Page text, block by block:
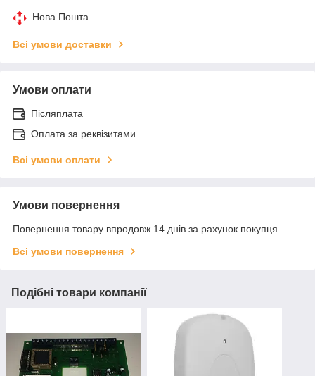
Нова Пошта
Всі умови доставки
Умови оплати
Післяплата
Оплата за реквізитами
Всі умови оплати
Умови повернення
Повернення товару впродовж 14 днів за рахунок покупця
Всі умови повернення
Подібні товари компанії